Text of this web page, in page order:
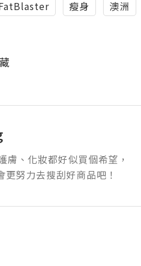
瘦身 澳洲
膚、化妝都好似買個希望，
努力去搜刮好商品吧！